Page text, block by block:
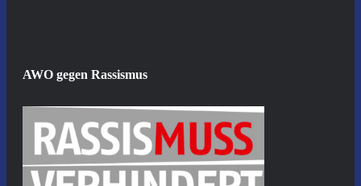
AWO gegen Rassismus